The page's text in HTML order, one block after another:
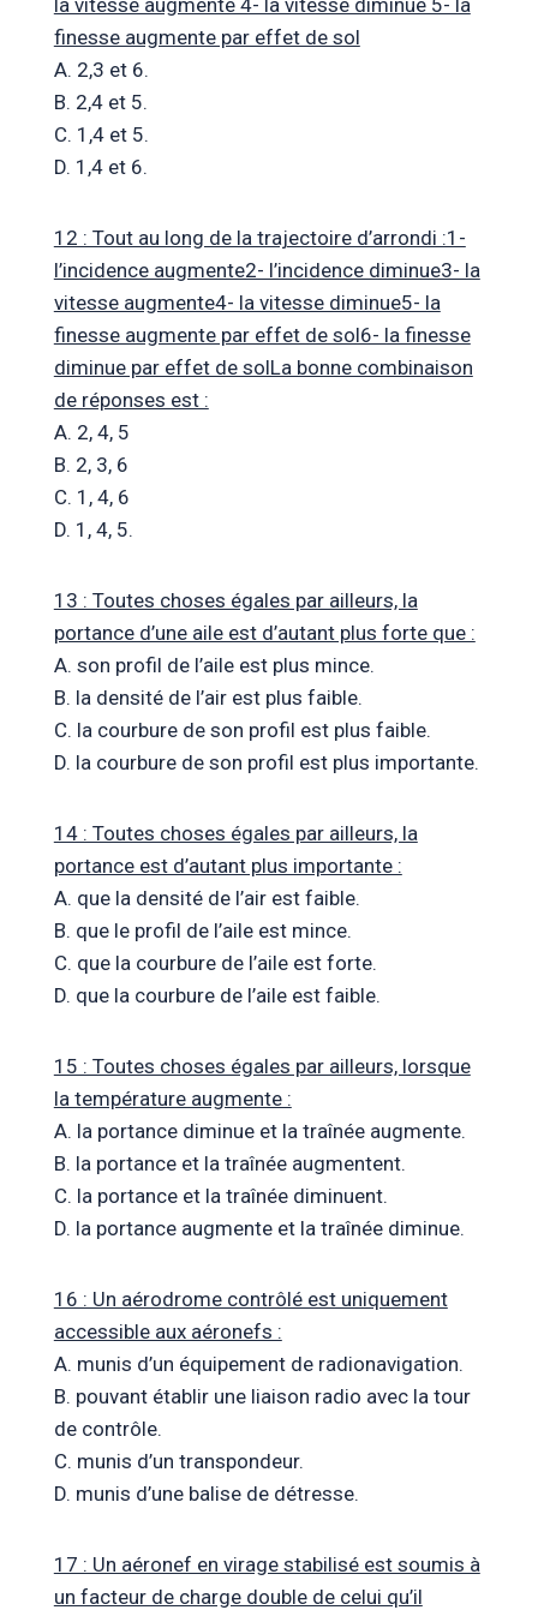
finesse augmente par effet de sol
A. 2,3 et 6.
B. 2,4 et 5.
C. 1,4 et 5.
D. 1,4 et 6.
12 : Tout au long de la trajectoire d’arrondi :1-
l’incidence augmente2- l’incidence diminue3- la
vitesse augmente4- la vitesse diminue5- la
finesse augmente par effet de sol6- la finesse
diminue par effet de solLa bonne combinaison
de réponses est :
A. 2, 4, 5
B. 2, 3, 6
C. 1, 4, 6
D. 1, 4, 5.
13 : Toutes choses égales par ailleurs, la
portance d’une aile est d’autant plus forte que :
A. son profil de l’aile est plus mince.
B. la densité de l’air est plus faible.
C. la courbure de son profil est plus faible.
D. la courbure de son profil est plus importante.
14 : Toutes choses égales par ailleurs, la
portance est d’autant plus importante :
A. que la densité de l’air est faible.
B. que le profil de l’aile est mince.
C. que la courbure de l’aile est forte.
D. que la courbure de l’aile est faible.
15 : Toutes choses égales par ailleurs, lorsque
la température augmente :
A. la portance diminue et la traînée augmente.
B. la portance et la traînée augmentent.
C. la portance et la traînée diminuent.
D. la portance augmente et la traînée diminue.
16 : Un aérodrome contrôlé est uniquement
accessible aux aéronefs :
A. munis d’un équipement de radionavigation.
B. pouvant établir une liaison radio avec la tour
de contrôle.
C. munis d’un transpondeur.
D. munis d’une balise de détresse.
17 : Un aéronef en virage stabilisé est soumis à
un facteur de charge double de celui qu’il